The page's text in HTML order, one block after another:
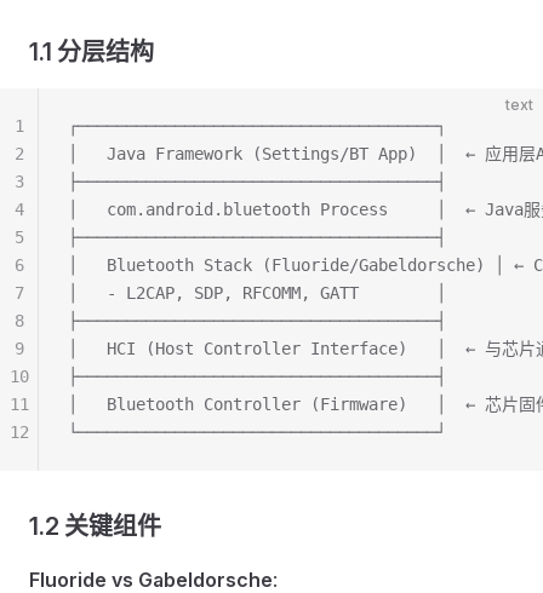
1.1 分层结构
text
┌─────────────────────────────────────┐
│   Java Framework (Settings/BT App)  │  ← 应用层
├─────────────────────────────────────┤
│   com.android.bluetooth Process     │  ← Java服务
├─────────────────────────────────────┤
│   Bluetooth Stack (Fluoride/Gabeldorsche) │ ←
│   - L2CAP, SDP, RFCOMM, GATT        │
├─────────────────────────────────────┤
│   HCI (Host Controller Interface)   │  ← 与芯片
├─────────────────────────────────────┤
│   Bluetooth Controller (Firmware)   │  ← 芯片固
└─────────────────────────────────────┘
1
2
3
4
5
6
7
8
9
10
11
12
1.2 关键组件
Fluoride vs Gabeldorsche: